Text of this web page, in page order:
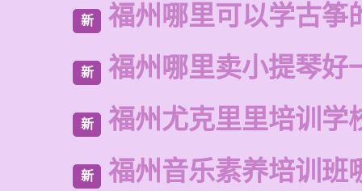
新 福州哪里可以学古筝
新 福州哪里卖小提琴好
新 福州尤克里里培训学
新 福州音乐素养培训班